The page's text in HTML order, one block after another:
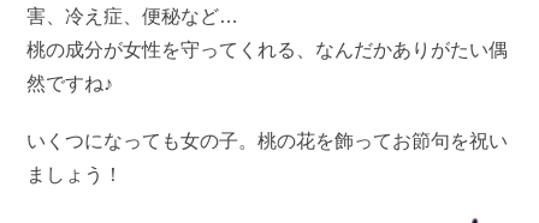
害、冷え症、便秘など…
桃の成分が女性を守ってくれる、なんだかありがたい偶
然ですね♪
いくつになっても女の子。桃の花を飾ってお節句を祝い
ましょう！